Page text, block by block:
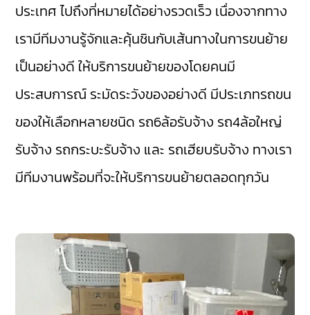
ประเทศ ไปถึงที่หมายได้อย่างรวดเร็ว เนื่องจากทาง
เรามีทีมงานรู้จักและคุ้นชินกับเส้นทางในการขนย้าย
เป็นอย่างดี ให้บริการขนย้ายของโดยคนมี
ประสบการณ์ ระมัดระวังของอย่างดี มีประเภทรถขน
ของให้เลือกหลายชนิด รถ6ล้อรับจ้าง รถ4ล้อใหญ่
รับจ้าง รถกระบะรับจ้าง และ รถเฮียบรับจ้าง ทางเรา
มีทีมงานพร้อมที่จะให้บริการขนย้ายตลอดทุกวัน